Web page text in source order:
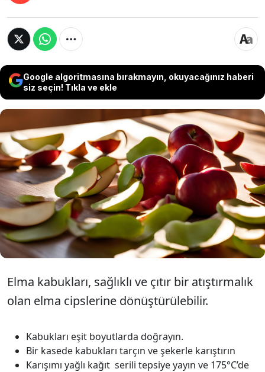
Google algoritmasına bırakmayın, okuyacağınız haberi
siz seçin! Tıkla ve ekle
Elma tarifleri hazırlarken genellikle kabuklar atılır.
Oysa bu kabuklar hem lezzet hem de vitamin
açısından oldukça değerli. Elma kabuklarını
değerlendirmek hem yiyecek israfını önler hem
de mutfağınıza yaratıcı dokunuşlar katar. İşte
elma kabuklarını kullanarak yapabileceğiniz dört
basit ve lezzetli fikir
Elma kabukları, sağlıklı ve çıtır bir atıştırmalık
olan elma cipslerine dönüştürülebilir.
Kabukları eşit boyutlarda doğrayın.
Bir kasede kabukları tarçın ve şekerle karıştırın
Karışımı yağlı kağıt serili tepsiye yayın ve 175°C’de